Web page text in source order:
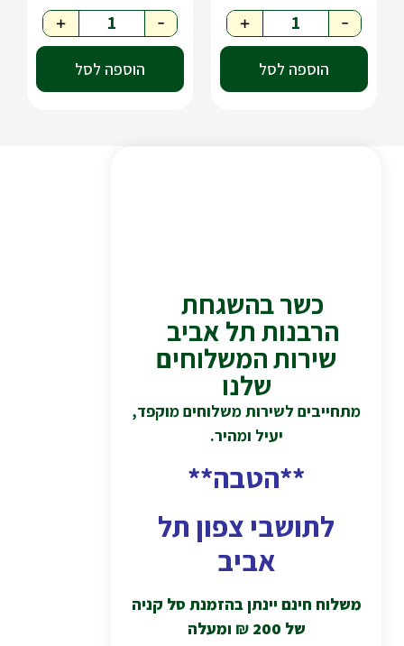
-
+
הוספה לסל
-
+
הוספה לסל
כשר בהשגחת
הרבנות תל אביב
שירות המשלוחים
שלנו
מתחייבים לשירות משלוחים מוקפד,
יעיל ומהיר.
**הטבה**
לתושבי צפון תל
אביב
משלוח חינם יינתן בהזמנת סל קניה
של 200
₪ ומעלה